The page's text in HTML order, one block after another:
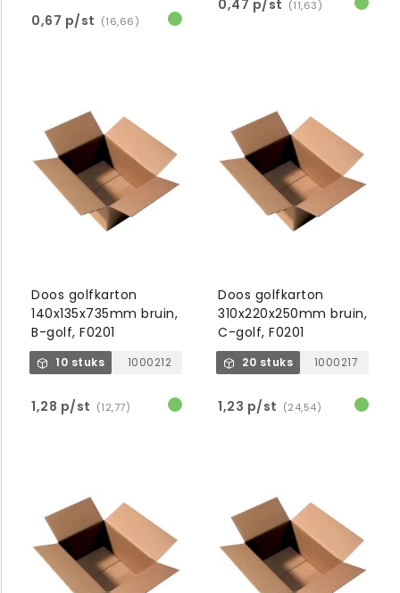
0,67 p/st (16,66)
0,47 p/st (11,63)
Doos golfkarton
140x135x735mm bruin,
B-golf, F0201
10 stuks 1000212
1,28 p/st (12,77)
Doos golfkarton
310x220x250mm bruin,
C-golf, F0201
20 stuks 1000217
1,23 p/st (24,54)